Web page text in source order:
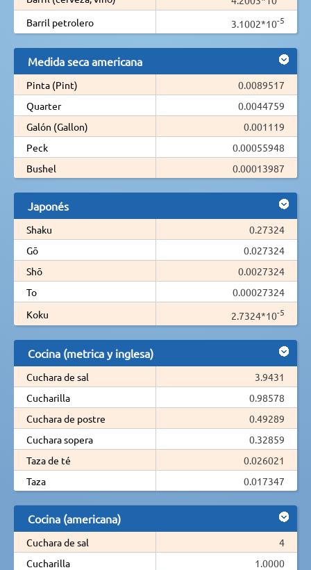
Barril petrolero 3.1002*10-5
Medida seca americana
Pinta (Pint)
0.0089517
Quarter
0.0044759
Galón (Gallon)
0.001119
Peck
0.00055948
Bushel
0.00013987
Japonés
Shaku
0.27324
Gō
0.027324
Shō
0.0027324
To
0.00027324
Koku
2.7324*10-5
Cocina (metrica y inglesa)
Cuchara de sal
3.9431
Cucharilla
0.98578
Cuchara de postre
0.49289
Cuchara sopera
0.32859
Taza de té
0.026021
Taza
0.017347
Cocina (americana)
Cuchara de sal
4
Cucharilla
1.0000